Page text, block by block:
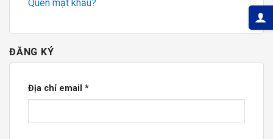
Quên mật khẩu?
ĐĂNG KÝ
Địa chỉ email *